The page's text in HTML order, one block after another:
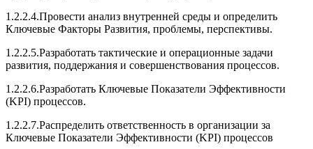
1.2.2.4.Провести анализ внутренней среды и определить
Ключевые Факторы Развития, проблемы, перспективы.
1.2.2.5.Разработать тактические и операционные задачи
развития, поддержания и совершенствования процессов.
1.2.2.6.Разработать Ключевые Показатели Эффективности
(KPI) процессов.
1.2.2.7.Распределить ответственность в организации за
Ключевые Показатели Эффективности (KPI) процессов